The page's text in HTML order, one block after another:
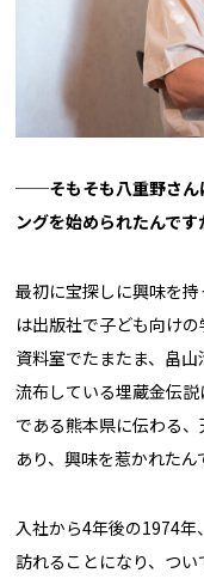
──そもそも八重野さん
ングを始められたんです
最初に宝探しに興味を
は出版社で子ども向け
資料室でたまたま、畠
流布している埋蔵金伝
である熊本県に伝わる
あり、興味を惹かれたん
入社から4年後の1974年
訪れることになり、つ